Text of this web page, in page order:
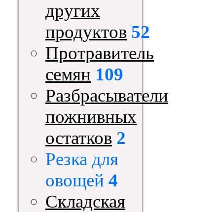
других
продуктов 52
Протравитель
семян 109
Разбрасыватели
пожнивных
остатков 2
Резка для
овощей 4
Складская